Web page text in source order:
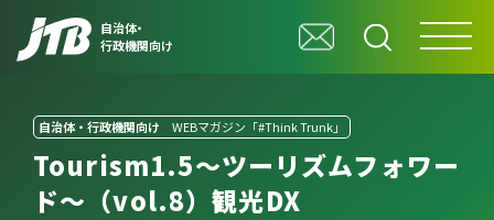
自治体・
行政機関向け
自治体・行政機関向け WEBマガジン「#Think Trunk」
Tourism1.5～ツーリズムフォワー
ド～（vol.8）観光DX